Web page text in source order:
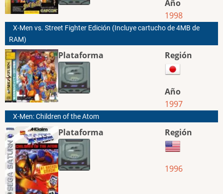
Año
1998
X-Men vs. Street Fighter Edición (Incluye cartucho de 4MB de
RAM)
Plataforma Región
Año
1997
X-Men: Children of the Atom
Plataforma Región
1996